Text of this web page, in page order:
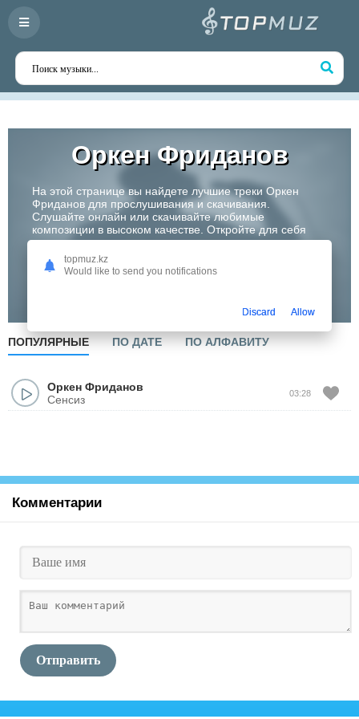
Оркен Фриданов
На этой странице вы найдете лучшие треки Оркен
Фриданов для прослушивания и скачивания.
Слушайте онлайн или скачивайте любимые
композиции в высоком качестве. Откройте для себя
творчество одного из самых перспективных артистов
Казахстана!
ПОПУЛЯРНЫЕ ПО ДАТЕ ПО АЛФАВИТУ
Оркен Фриданов
Сенсиз
03:28
Комментарии
Отправить
topmuz.kz
Would like to send you notifications
Discard Allow